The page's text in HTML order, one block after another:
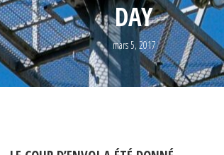
DAY
mars 5, 2017